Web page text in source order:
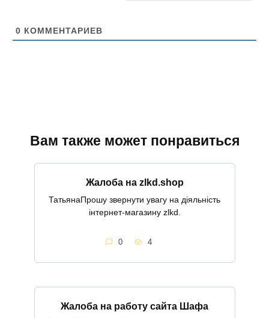
0 КОММЕНТАРИЕВ
Вам также может понравиться
Жалоба на zlkd.shop
ТатьянаПрошу звернути увагу на діяльність
інтернет-магазину zlkd.
0 4
Жалоба на работу сайта Шафа